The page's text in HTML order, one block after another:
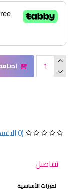
(0 التقييمات)
تفاصيل
لميزات الأساسية